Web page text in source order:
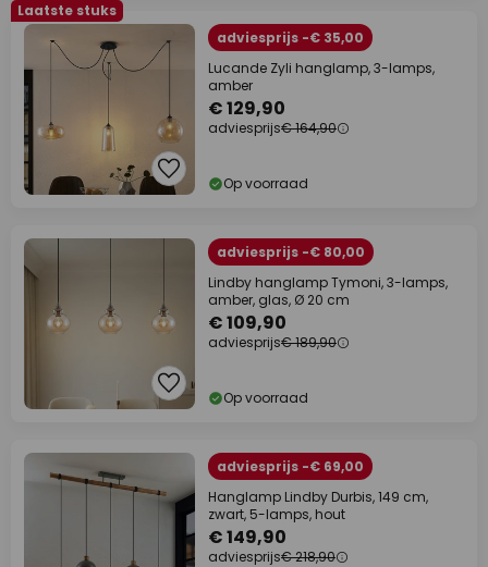
Laatste stuks
adviesprijs -€ 35,00
Lucande Zyli hanglamp, 3-lamps,
amber
€ 129,90
adviesprijs€ 164,90
Op voorraad
adviesprijs -€ 80,00
Lindby hanglamp Tymoni, 3-lamps,
amber, glas, Ø 20 cm
€ 109,90
adviesprijs€ 189,90
Op voorraad
adviesprijs -€ 69,00
Hanglamp Lindby Durbis, 149 cm,
zwart, 5-lamps, hout
€ 149,90
adviesprijs€ 218,90